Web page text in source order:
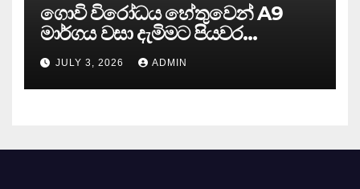
ගොවි විරෝධය හේතුවෙන් A9
මාර්ගය වසා දැමිමට පියවර…
JULY 3, 2026 ADMIN